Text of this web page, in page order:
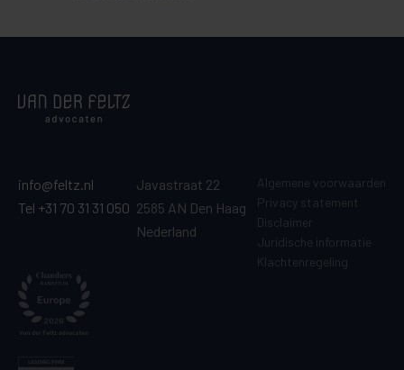
info@feltz.nl
Tel +31 70 31 31 050
Javastraat 22
2585 AN Den Haag
Nederland
Algemene voorwaarden
Privacy statement
Disclaimer
Juridische informatie
Klachtenregeling